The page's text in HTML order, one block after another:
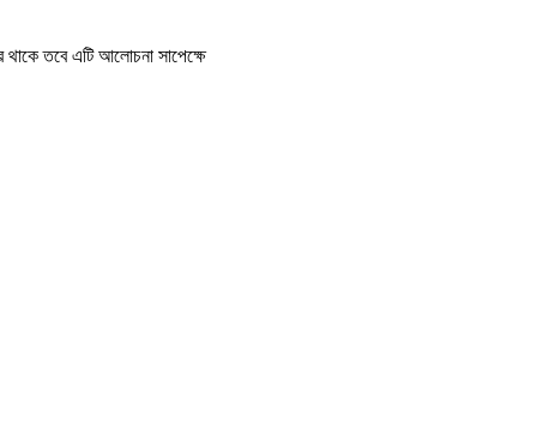
থাকে তবে এটি আলোচনা সাপেক্ষে